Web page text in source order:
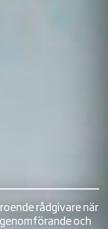
rådgivare när
och